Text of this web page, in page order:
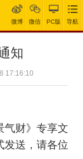
微博 微信 PC版 导航
知
17:16:10
气财》专享文
发送，请各位